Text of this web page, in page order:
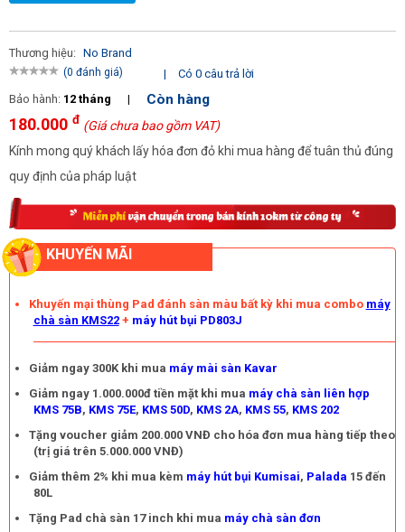
Hình ảnh của pad chà sàn 20 inch
Chức năng của pad chà sàn 20 inch
Pad chà sàn thường được gắn dưới bàn chà của máy chà sàn, có
chức năng làm sạch và bảo dưỡng sàn nhà.
trường có pad chà sàn 20 inch có 3 loại phổ biến sau:
Pad đen:đây là loại pad cứng nhất với mật độ sợi dày,
Pad đỏ:mật độ sợi của loại pad này tương đối dày, có tác
dụng chà ướt các vết bẩn trên mặt sàn, mặt gỗ, nền đá
hoa,. Ngoài ra, người dùng còn có thể sử dụng để giặt
thảm,...
Pad trắng:có mật độ sợi tương đối dày, mềm và dai nhất
trong 3 loại, thường được dùng để chà khô và đánh bóng
các bề mặt sàn sau khi đã sử dụng hoá chất phủ bóng.
Tuỳ theo nhu cầu sử dụng của bạn mà bạn có thể sử dụng loại
Thương hiệu: No Brand
(0 đánh giá) |
Có 0 câu trả lời
Bảo hành: 12 tháng | Còn hàng
180.000 đ (Giá chưa bao gồm VAT)
Kính mong quý khách lấy hóa đơn đỏ khi mua hàng để tuân thủ đúng
quy định của pháp luật
KHUYẾN MÃI
Khuyến mại thùng Pad đánh sàn màu bất kỳ khi mua combo máy
chà sàn KMS22+ máy hút bụi PD803J
Giảm ngay 300K khi mua máy mài sàn Kavar
Giảm ngay 1.000.000đ tiền mặt khi mua máy chà sàn liên hợp
KMS 75B, KMS 75E, KMS 50D, KMS 2A, KMS 55, KMS 202
Tặng voucher giảm 200.000 VNĐ cho hóa đơn mua hàng tiếp theo
(trị giá trên 5.000.000 VNĐ)
Giảm thêm 2% khi mua kèm máy hút bụi Kumisai, Palada 15 đến
80L
Tặng Pad chà sàn 17 inch khi mua máy chà sàn đơn